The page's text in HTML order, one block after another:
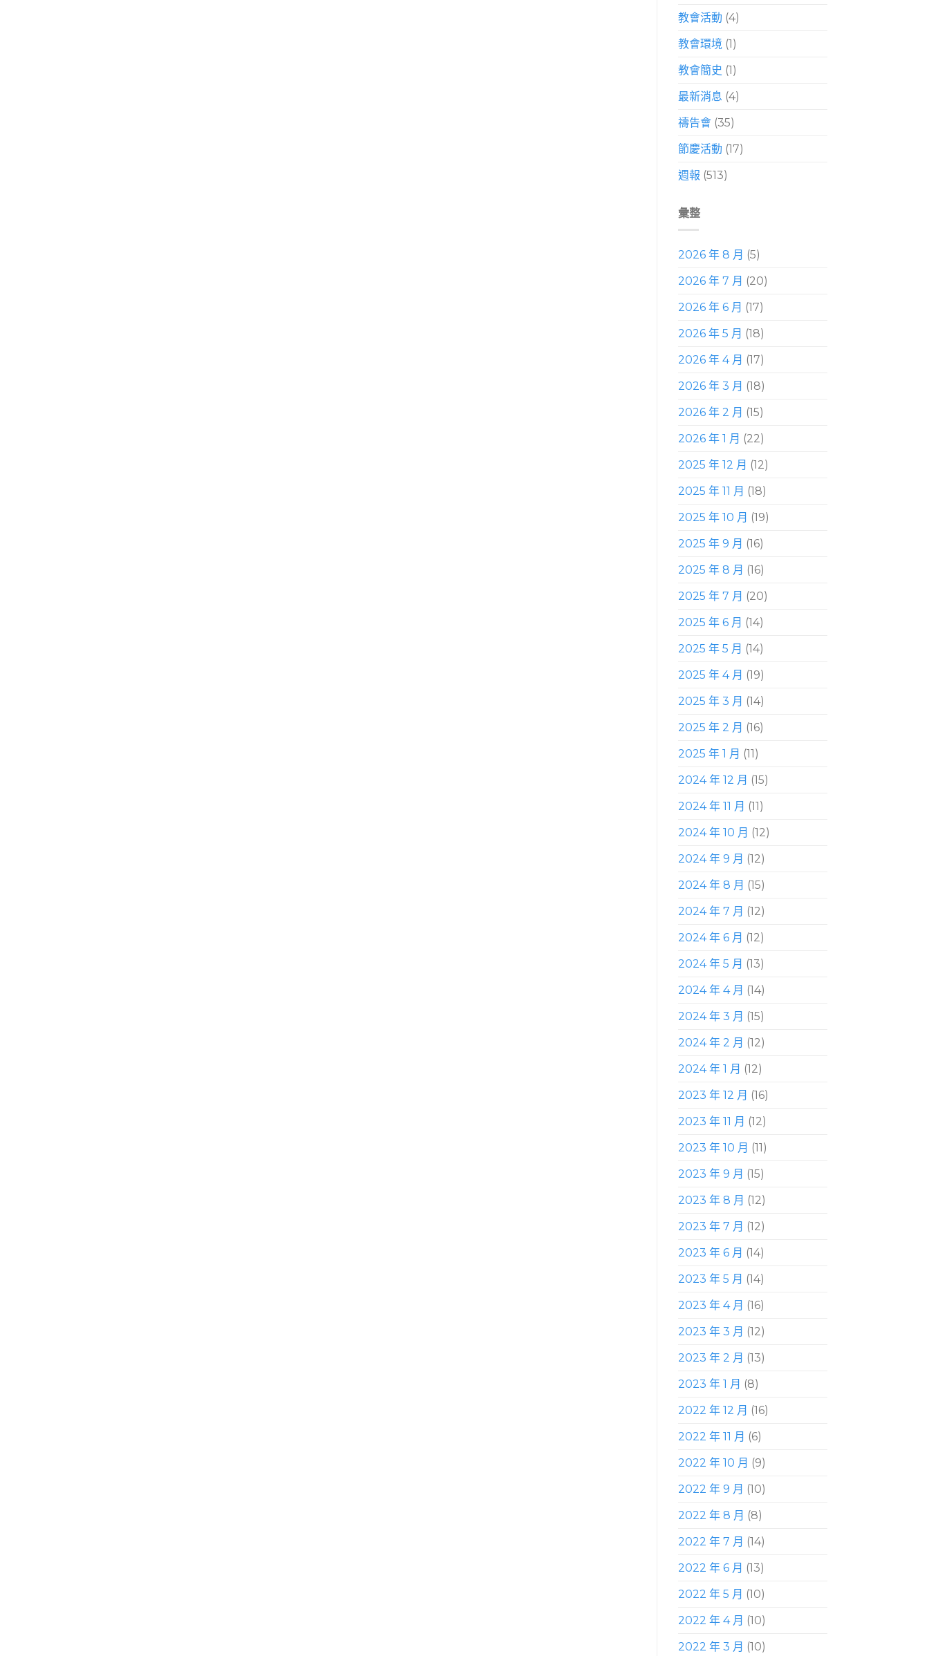
教會活動 (4)
教會環境 (1)
教會簡史 (1)
最新消息 (4)
禱告會(35)
節慶活動 (17)
週報 (513)
彙整
2026 年 8 月 (5)
2026 年 7 月 (20)
2026 年 6 月 (17)
2026 年 5 月 (18)
2026 年 4 月 (17)
2026 年 3 月 (18)
2026 年 2 月 (15)
2026 年 1 月 (22)
2025 年 12 月 (12)
2025 年 11 月 (18)
2025 年 10 月 (19)
2025 年 9 月 (16)
2025 年 8 月 (16)
2025 年 7 月 (20)
2025 年 6 月 (14)
2025 年 5 月 (14)
2025 年 4 月 (19)
2025 年 3 月 (14)
2025 年 2 月 (16)
2025 年 1 月 (11)
2024 年 12 月 (15)
2024 年 11 月 (11)
2024 年 10 月 (12)
2024 年 9 月 (12)
2024 年 8 月 (15)
2024 年 7 月 (12)
2024 年 6 月 (12)
2024 年 5 月 (13)
2024 年 4 月 (14)
2024 年 3 月 (15)
2024 年 2 月 (12)
2024 年 1 月 (12)
2023 年 12 月 (16)
2023 年 11 月 (12)
2023 年 10 月 (11)
2023 年 9 月 (15)
2023 年 8 月 (12)
2023 年 7 月 (12)
2023 年 6 月 (14)
2023 年 5 月 (14)
2023 年 4 月 (16)
2023 年 3 月 (12)
2023 年 2 月 (13)
2023 年 1 月 (8)
2022 年 12 月 (16)
2022 年 11 月 (6)
2022 年 10 月 (9)
2022 年 9 月 (10)
2022 年 8 月 (8)
2022 年 7 月 (14)
2022 年 6 月 (13)
2022 年 5 月 (10)
2022 年 4 月 (10)
2022 年 3 月 (10)